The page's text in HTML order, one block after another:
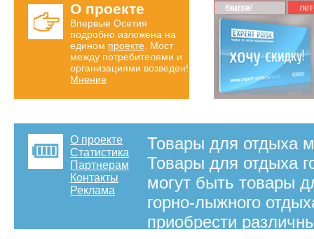
О проекте
Впервые Осетия
подробно изложена на
едином проекте . Мост
между потребителями и
организациями возведен!
Мнение
Карта скидок!
О проекте
Статистика
Партнерам
Контакты
Реклама
Товары для отдыха
Товары для отдыха
могут быть товары
горно-лыжного
приобрести